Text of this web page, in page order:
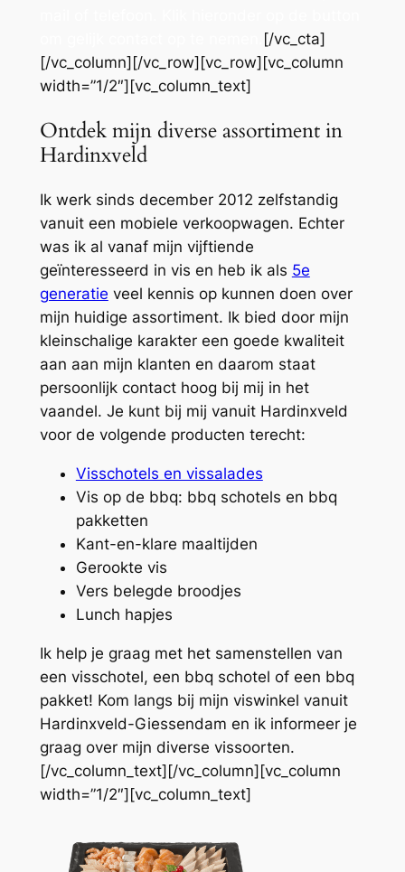
[/vc_cta]
[/vc_column][/vc_row][vc_row][vc_column
width=”1/2″][vc_column_text]
Ontdek mijn diverse assortiment in
Hardinxveld
Ik werk sinds december 2012 zelfstandig
vanuit een mobiele verkoopwagen. Echter
was ik al vanaf mijn vijftiende
geïnteresseerd in vis en heb ik als 5e
generatie veel kennis op kunnen doen over
mijn huidige assortiment. Ik bied door mijn
kleinschalige karakter een goede kwaliteit
aan aan mijn klanten en daarom staat
persoonlijk contact hoog bij mij in het
vaandel. Je kunt bij mij vanuit Hardinxveld
voor de volgende producten terecht:
Visschotels en vissalades
Vis op de bbq: bbq schotels en bbq
pakketten
Kant-en-klare maaltijden
Gerookte vis
Vers belegde broodjes
Lunch hapjes
Ik help je graag met het samenstellen van
een visschotel, een bbq schotel of een bbq
pakket! Kom langs bij mijn viswinkel vanuit
Hardinxveld-Giessendam en ik informeer je
graag over mijn diverse vissoorten.
[/vc_column_text][/vc_column][vc_column
width=”1/2″][vc_column_text]